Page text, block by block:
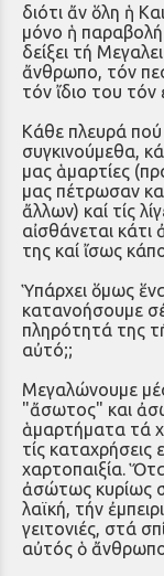
διότι ἄν ὅλη ἡ
μόνο ἡ
δείξει τή
ἄνθρωπο, τόν
τόν ἴδιο του
Κάθε πλευρά
συγκινούμεθα,
μας ἁμαρτίες
μας πέτρωσαν
ἄλλων) καί τίς
αἰσθάνεται
της καί ἴσως
Ὑπάρχει ὅμως
κατανοήσουμε
πληρότητά της
αὐτό;;
Μεγαλώνουμε
"ἄσωτος" και
ἁμαρτήματα τά
τίς καταχρήσεις
χαρτοπαιξία.
ἀσώτως κυρίως
λαϊκή, τήν
γειτονιές, στά
αὐτός ὁ